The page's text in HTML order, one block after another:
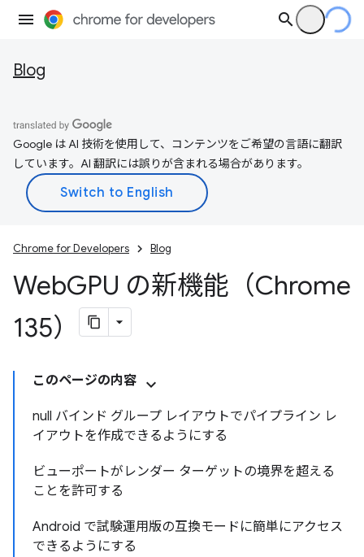
Blog
Google は AI 技術を使用して、コンテンツをご希望の言語に翻訳
しています。AI 翻訳には誤りが含まれる場合があります。
Chrome for Developers Blog
WebGPU の新機能（Chrome
135）
このページの内容
null バインド グループ レイアウトでパイプライン レ
イアウトを作成できるようにする
ビューポートがレンダー ターゲットの境界を超える
ことを許可する
Android で試験運用版の互換モードに簡単にアクセス
できるようにする